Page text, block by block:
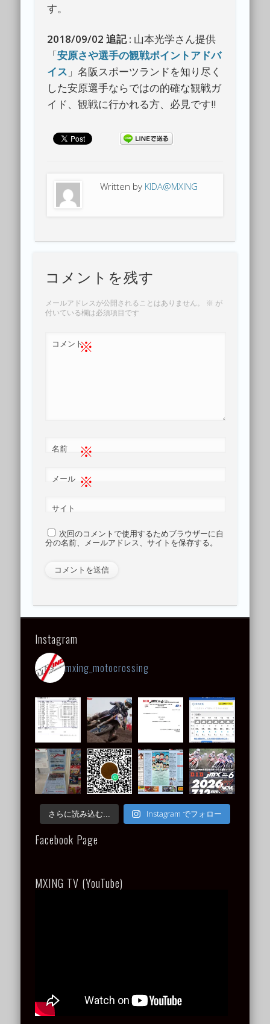
す。
2018/09/02 追記 : 山本光学さん提供
「安原さや選手の観戦ポイントアドバ
イス 」名阪スポーツランドを知り尽く
した安原選手ならではの的確な観戦ガ
イド、観戦に行かれる方、必見です!!
Written by KIDA@MXING
コメントを残す
メールアドレスが公開されることはありません。 ※ が
付いている欄は必須項目です
コメント※
名前 ※
メール ※
サイト
次回のコメントで使用するためブラウザーに自
分の名前、メールアドレス、サイトを保存する。
Instagram
mxing_motocrossing
さらに読み込む... Instagram でフォロー
Facebook Page
MXING TV (YouTube)